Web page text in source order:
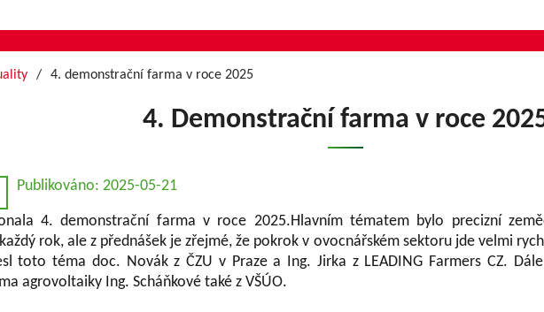
4. demonstrační farma v roce 2025
4. Demonstrační farma v roce
Publikováno: 2025-05-21
4. demonstrační farma v roce 2025.Hlavním tématem bylo precizní
rok, ale z přednášek je zřejmé, že pokrok v ovocnářském sektoru jde velmi
toto téma doc. Novák z ČZU v Praze a Ing. Jirka z LEADING Farmers CZ.
agrovoltaiky Ing. Scháňkové také z VŠÚO.